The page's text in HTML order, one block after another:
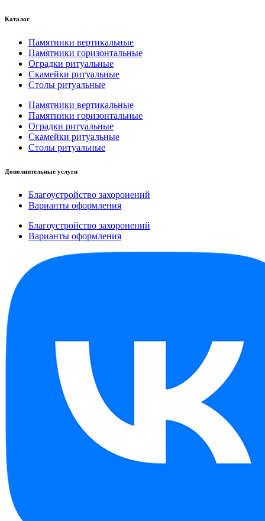
Каталог
Памятники вертикальные
Памятники горизонтальные
Оградки ритуальные
Скамейки ритуальные
Столы ритуальные
Памятники вертикальные
Памятники горизонтальные
Оградки ритуальные
Скамейки ритуальные
Столы ритуальные
Дополнительные услуги
Благоустройство захоронений
Варианты оформления
Благоустройство захоронений
Варианты оформления